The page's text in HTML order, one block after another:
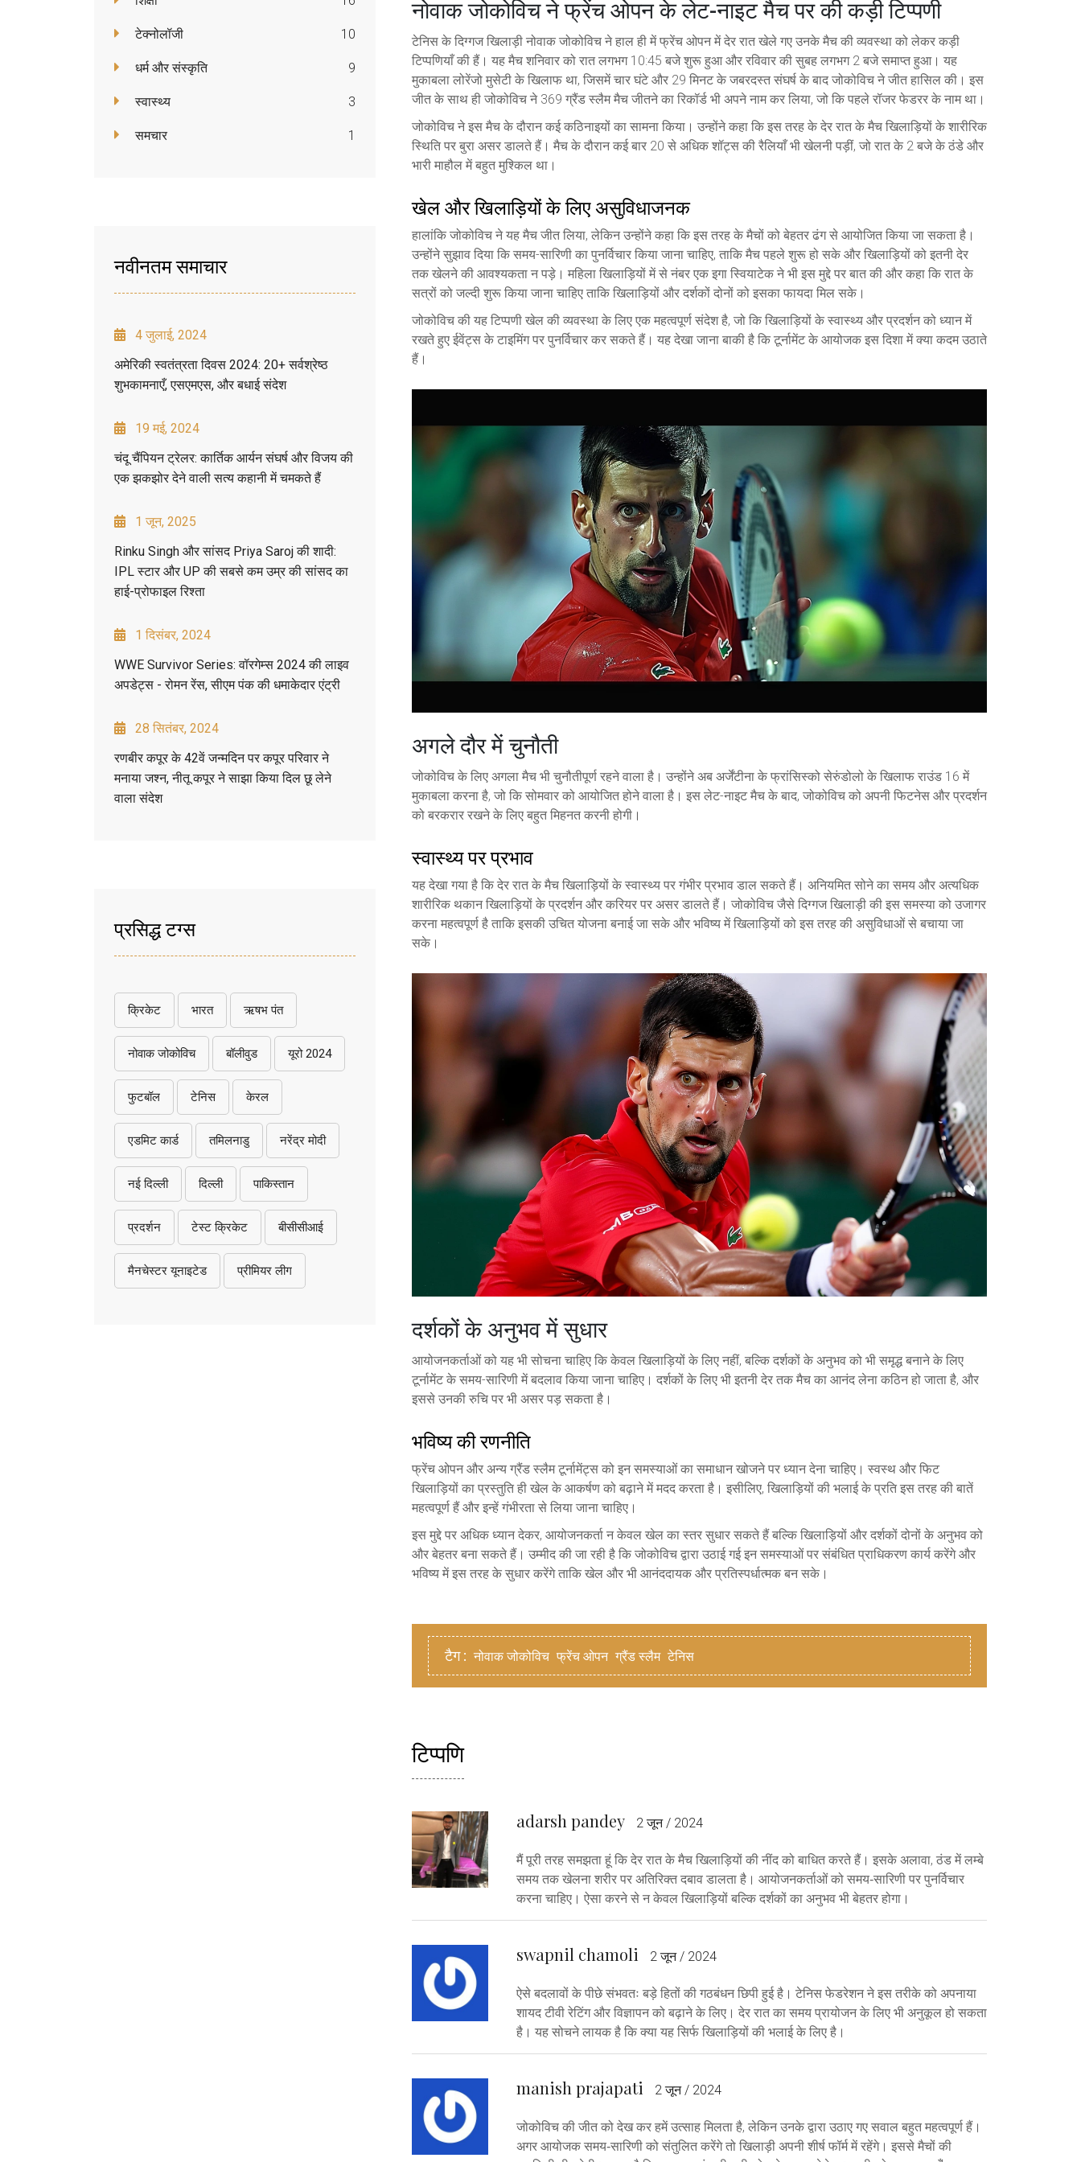
टेक्नोलॉजी 10
धर्म और संस्कृति 9
स्वास्थ्य 3
समचार 1
नवीनतम समाचार
4 जुलाई, 2024
अमेरिकी स्वतंत्रता दिवस 2024: 20+ सर्वश्रेष्ठ
शुभकामनाएँ, एसएमएस, और बधाई संदेश
19 मई, 2024
चंदू चैंपियन ट्रेलर: कार्तिक आर्यन संघर्ष और विजय की
एक झकझोर देने वाली सत्य कहानी में चमकते हैं
1 जून, 2025
Rinku Singh और सांसद Priya Saroj की शादी:
IPL स्टार और UP की सबसे कम उम्र की सांसद का
हाई-प्रोफाइल रिश्ता
1 दिसंबर, 2024
WWE Survivor Series: वॉरगेम्स 2024 की लाइव
अपडेट्स - रोमन रेंस, सीएम पंक की धमाकेदार एंट्री
28 सितंबर, 2024
रणबीर कपूर के 42वें जन्मदिन पर कपूर परिवार ने
मनाया जश्न, नीतू कपूर ने साझा किया दिल छू लेने
वाला संदेश
प्रसिद्ध टग्स
क्रिकेट भारत ऋषभ पंत
नोवाक जोकोविच बॉलीवुड यूरो 2024
फुटबॉल टेनिस केरल
एडमिट कार्ड तमिलनाडु नरेंद्र मोदी
नई दिल्ली दिल्ली पाकिस्तान
प्रदर्शन टेस्ट क्रिकेट बीसीसीआई
मैनचेस्टर यूनाइटेड प्रीमियर लीग
नोवाक जोकोविच ने फ्रेंच ओपन के लेट-नाइट मैच पर की कड़ी टिप्पणी
टेनिस के दिग्गज खिलाड़ी नोवाक जोकोविच ने हाल ही में फ्रेंच ओपन में देर रात खेले गए उनके मैच की व्यवस्था को लेकर कड़ी
टिप्पणियाँ की हैं। यह मैच शनिवार को रात लगभग 10:45 बजे शुरू हुआ और रविवार की सुबह लगभग 2 बजे समाप्त हुआ। यह
मुकाबला लोरेंजो मुसेटी के खिलाफ था, जिसमें चार घंटे और 29 मिनट के जबरदस्त संघर्ष के बाद जोकोविच ने जीत हासिल की। इस
जीत के साथ ही जोकोविच ने 369 ग्रैंड स्लैम मैच जीतने का रिकॉर्ड भी अपने नाम कर लिया, जो कि पहले रॉजर फेडरर के नाम था।
जोकोविच ने इस मैच के दौरान कई कठिनाइयों का सामना किया। उन्होंने कहा कि इस तरह के देर रात के मैच खिलाड़ियों के शारीरिक
स्थिति पर बुरा असर डालते हैं। मैच के दौरान कई बार 20 से अधिक शॉट्स की रैलियाँ भी खेलनी पड़ीं, जो रात के 2 बजे के ठंडे और
भारी माहौल में बहुत मुश्किल था।
खेल और खिलाड़ियों के लिए असुविधाजनक
हालांकि जोकोविच ने यह मैच जीत लिया, लेकिन उन्होंने कहा कि इस तरह के मैचों को बेहतर ढंग से आयोजित किया जा सकता है।
उन्होंने सुझाव दिया कि समय-सारिणी का पुनर्विचार किया जाना चाहिए, ताकि मैच पहले शुरू हो सके और खिलाड़ियों को इतनी देर
तक खेलने की आवश्यकता न पड़े। महिला खिलाड़ियों में से नंबर एक इगा स्वियाटेक ने भी इस मुद्दे पर बात की और कहा कि रात के
सत्रों को जल्दी शुरू किया जाना चाहिए ताकि खिलाड़ियों और दर्शकों दोनों को इसका फायदा मिल सके।
जोकोविच की यह टिप्पणी खेल की व्यवस्था के लिए एक महत्वपूर्ण संदेश है, जो कि खिलाड़ियों के स्वास्थ्य और प्रदर्शन को ध्यान में
रखते हुए ईवेंट्स के टाइमिंग पर पुनर्विचार कर सकते हैं। यह देखा जाना बाकी है कि टूर्नामेंट के आयोजक इस दिशा में क्या कदम उठाते
हैं।
अगले दौर में चुनौती
जोकोविच के लिए अगला मैच भी चुनौतीपूर्ण रहने वाला है। उन्होंने अब अर्जेंटीना के फ्रांसिस्को सेरुंडोलो के खिलाफ राउंड 16 में
मुकाबला करना है, जो कि सोमवार को आयोजित होने वाला है। इस लेट-नाइट मैच के बाद, जोकोविच को अपनी फिटनेस और प्रदर्शन
को बरकरार रखने के लिए बहुत मिहनत करनी होगी।
स्वास्थ्य पर प्रभाव
यह देखा गया है कि देर रात के मैच खिलाड़ियों के स्वास्थ्य पर गंभीर प्रभाव डाल सकते हैं। अनियमित सोने का समय और अत्यधिक
शारीरिक थकान खिलाड़ियों के प्रदर्शन और करियर पर असर डालते हैं। जोकोविच जैसे दिग्गज खिलाड़ी की इस समस्या को उजागर
करना महत्वपूर्ण है ताकि इसकी उचित योजना बनाई जा सके और भविष्य में खिलाड़ियों को इस तरह की असुविधाओं से बचाया जा
सके।
दर्शकों के अनुभव में सुधार
आयोजनकर्ताओं को यह भी सोचना चाहिए कि केवल खिलाड़ियों के लिए नहीं, बल्कि दर्शकों के अनुभव को भी समृद्ध बनाने के लिए
टूर्नामेंट के समय-सारिणी में बदलाव किया जाना चाहिए। दर्शकों के लिए भी इतनी देर तक मैच का आनंद लेना कठिन हो जाता है, और
इससे उनकी रुचि पर भी असर पड़ सकता है।
भविष्य की रणनीति
फ्रेंच ओपन और अन्य ग्रैंड स्लैम टूर्नामेंट्स को इन समस्याओं का समाधान खोजने पर ध्यान देना चाहिए। स्वस्थ और फिट
खिलाड़ियों का प्रस्तुति ही खेल के आकर्षण को बढ़ाने में मदद करता है। इसीलिए, खिलाड़ियों की भलाई के प्रति इस तरह की बातें
महत्वपूर्ण हैं और इन्हें गंभीरता से लिया जाना चाहिए।
इस मुद्दे पर अधिक ध्यान देकर, आयोजनकर्ता न केवल खेल का स्तर सुधार सकते हैं बल्कि खिलाड़ियों और दर्शकों दोनों के अनुभव को
और बेहतर बना सकते हैं। उम्मीद की जा रही है कि जोकोविच द्वारा उठाई गई इन समस्याओं पर संबंधित प्राधिकरण कार्य करेंगे और
भविष्य में इस तरह के सुधार करेंगे ताकि खेल और भी आनंददायक और प्रतिस्पर्धात्मक बन सके।
टैग : नोवाक जोकोविच फ्रेंच ओपन ग्रैंड स्लैम टेनिस
टिप्पणि
adarsh pandey 2 जून / 2024
मैं पूरी तरह समझता हूं कि देर रात के मैच खिलाड़ियों की नींद को बाधित करते हैं। इसके अलावा, ठंड में लम्बे
समय तक खेलना शरीर पर अतिरिक्त दबाव डालता है। आयोजनकर्ताओं को समय‑सारिणी पर पुनर्विचार
करना चाहिए। ऐसा करने से न केवल खिलाड़ियों बल्कि दर्शकों का अनुभव भी बेहतर होगा।
swapnil chamoli 2 जून / 2024
ऐसे बदलावों के पीछे संभवतः बड़े हितों की गठबंधन छिपी हुई है। टेनिस फेडरेशन ने इस तरीके को अपनाया
शायद टीवी रेटिंग और विज्ञापन को बढ़ाने के लिए। देर रात का समय प्रायोजन के लिए भी अनुकूल हो सकता
है। यह सोचने लायक है कि क्या यह सिर्फ खिलाड़ियों की भलाई के लिए है।
manish prajapati 2 जून / 2024
जोकोविच की जीत को देख कर हमें उत्साह मिलता है, लेकिन उनके द्वारा उठाए गए सवाल बहुत महत्वपूर्ण हैं।
अगर आयोजक समय‑सारिणी को संतुलित करेंगे तो खिलाड़ी अपनी शीर्ष फॉर्म में रहेंगे। इससे मैचों की